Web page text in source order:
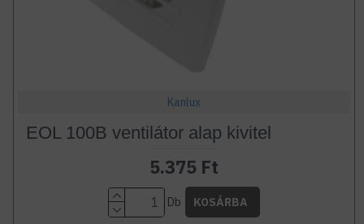
Kanlux
EOL 100B ventilátor alap kivitel
5.375 Ft
Db KOSÁRBA